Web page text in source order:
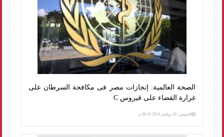
الصحة العالمية: إنجازات مصر فى مكافحة السرطان على
غرارة القضاء على فيروس C
الخميس، 28 نوفمبر 2024 06:33 م